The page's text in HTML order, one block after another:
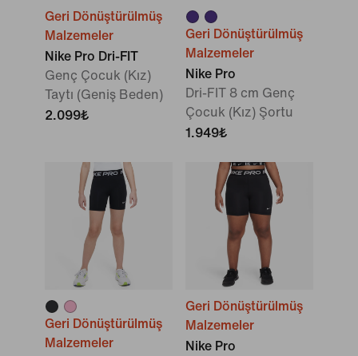
Geri Dönüştürülmüş
Malzemeler
Nike Pro Dri-FIT
Genç Çocuk (Kız)
Taytı (Geniş Beden)
2.099₺
Geri Dönüştürülmüş
Malzemeler
Nike Pro
Dri-FIT 8 cm Genç
Çocuk (Kız) Şortu
1.949₺
Geri Dönüştürülmüş
Malzemeler
Geri Dönüştürülmüş
Malzemeler
Nike Pro